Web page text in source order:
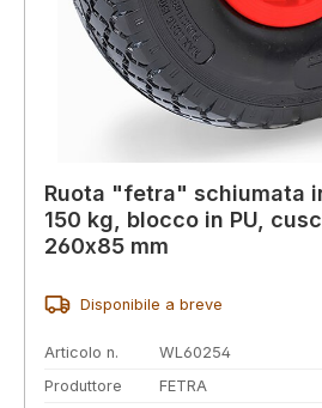
Ruota "fetra" schiumata
150 kg, blocco in PU,
260x85 mm
Disponibile a breve
Articolo n.
WL60254
Produttore
FETRA